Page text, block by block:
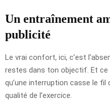
Un entraînement
publicité
Le vrai confort, ici, c’est
restes dans ton objectif. Et
qu’une interruption casse le
qualité de l’exercice.